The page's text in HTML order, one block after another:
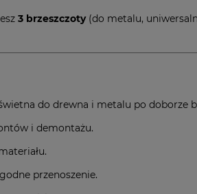
3 brzeszczoty(do metalu,
do drewna i metalu po doborze
i demontażu.
przenoszenie.